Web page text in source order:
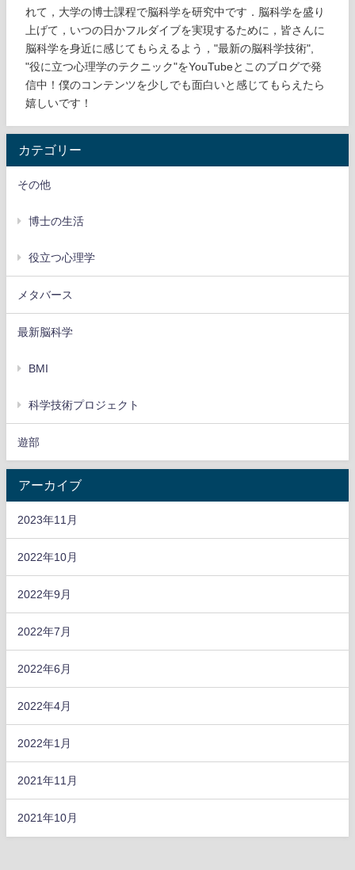
れて，大学の博士課程で脳科学を研究中です．脳科学を盛り
上げて，いつの日かフルダイブを実現するために，皆さんに
脳科学を身近に感じてもらえるよう，"最新の脳科学技術",
"役に立つ心理学のテクニック"をYouTubeとこのブログで発
信中！僕のコンテンツを少しでも面白いと感じてもらえたら
嬉しいです！
カテゴリー
その他
博士の生活
役立つ心理学
メタバース
最新脳科学
BMI
科学技術プロジェクト
遊部
アーカイブ
2023年11月
2022年10月
2022年9月
2022年7月
2022年6月
2022年4月
2022年1月
2021年11月
2021年10月